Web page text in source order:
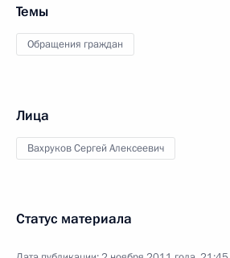
Темы
Обращения граждан
Лица
Вахруков Сергей Алексеевич
Статус материала